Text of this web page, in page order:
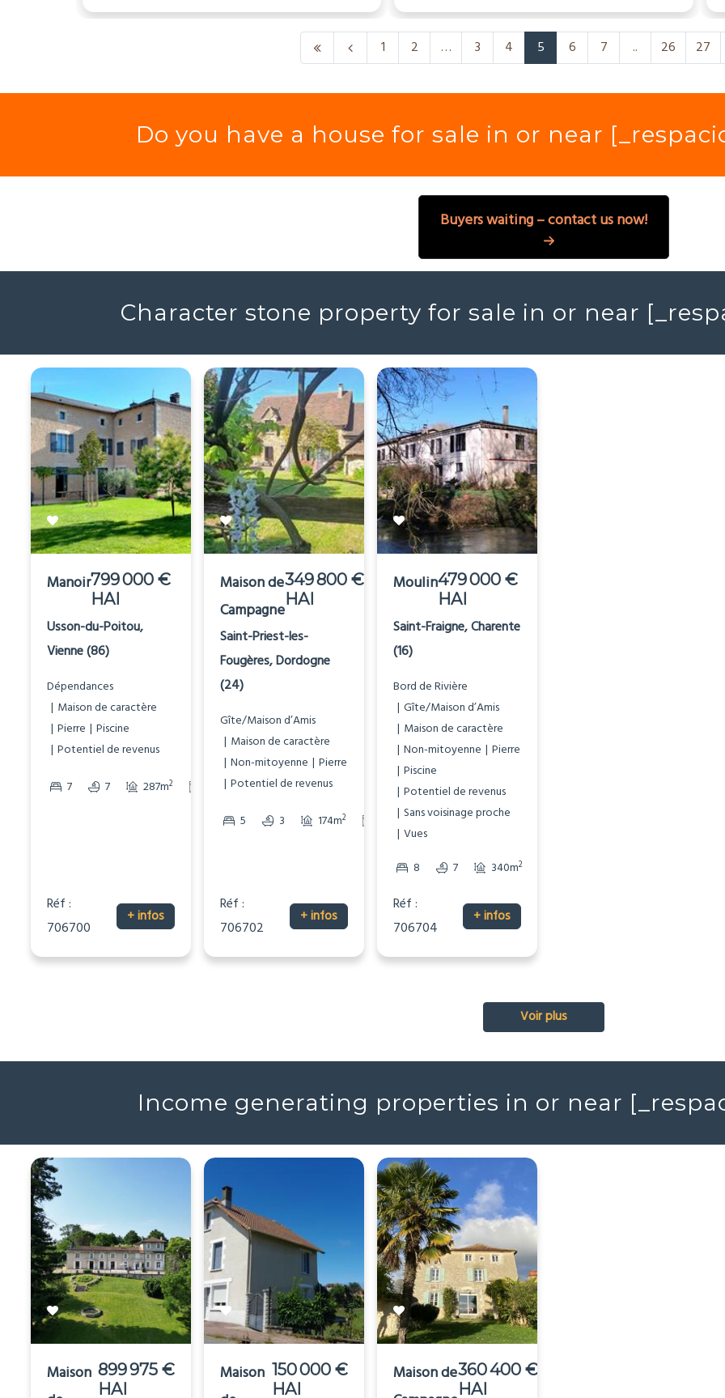
1 2 … 3 4 5 6 7 .. 26 27
Do you have a house for sale in or near
Buyers waiting – contact us now!
Character stone property for sale in or near
Manoir799 000 €
HAI
Usson-du-Poitou,
Vienne (86)
Dépendances
Maison de caractère
Pierre
Piscine
Potentiel de revenus
7
7 287m2 1512m2
Réf :
706700
+ infos
Maison de
Campagne
349 800 €
HAI
Saint-Priest-les-
Fougères, Dordogne
(24)
Gîte/Maison d’Amis
Maison de caractère
Non-mitoyenne
Pierre
Potentiel de revenus
5
3 174m2 2999m2
Réf :
706702
+ infos
Moulin479 000 €
HAI
Saint-Fraigne, Charente
(16)
Bord de Rivière
Gîte/Maison d’Amis
Maison de caractère
Non-mitoyenne
Pierre
Piscine
Potentiel de revenus
Sans voisinage proche
Vues
8
7 340m2
Réf :
706704
+ infos
Voir plus
Income generating properties in or near
Maison 899 975 €
HAI
Maison 150 000 €
HAI
Maison de360 400 €
HAI